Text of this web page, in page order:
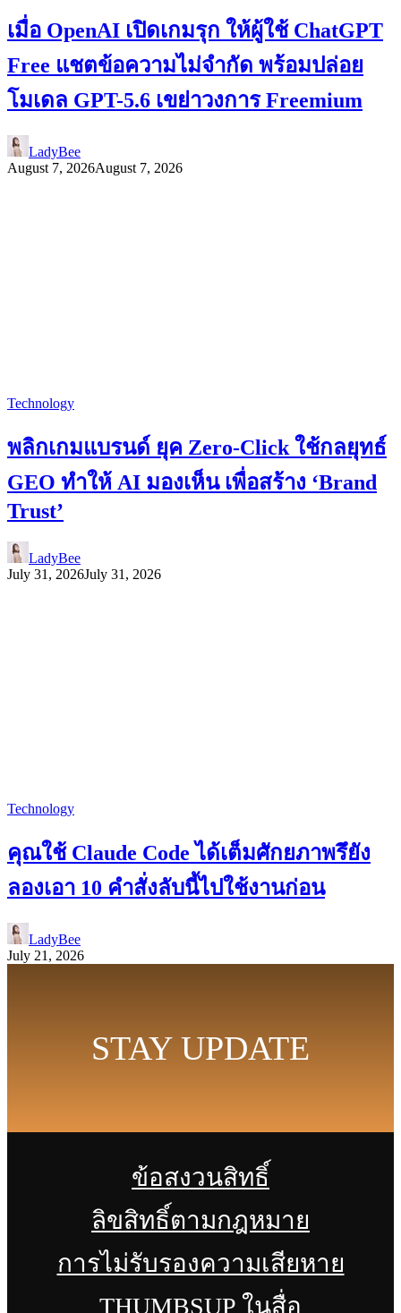
เมื่อ OpenAI เปิดเกมรุก ให้ผู้ใช้ ChatGPT
Free แชตข้อความไม่จำกัด พร้อมปล่อย
โมเดล GPT-5.6 เขย่าวงการ Freemium
LadyBee
August 7, 2026August 7, 2026
Technology
พลิกเกมแบรนด์ ยุค Zero-Click ใช้กลยุทธ์
GEO ทำให้ AI มองเห็น เพื่อสร้าง ‘Brand
Trust’
LadyBee
July 31, 2026July 31, 2026
Technology
คุณใช้ Claude Code ได้เต็มศักยภาพรึยัง
ลองเอา 10 คำสั่งลับนี้ไปใช้งานก่อน
LadyBee
July 21, 2026
STAY UPDATE
ข้อสงวนสิทธิ์
ลิขสิทธิ์ตามกฎหมาย
การไม่รับรองความเสียหาย
THUMBSUP ในสื่อ